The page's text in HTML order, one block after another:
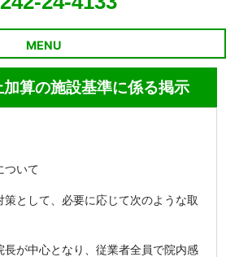
MENU
算の施設基準に係る掲示
ついて
として、必要に応じて次のような取
長が中心となり、従業者全員で院内感